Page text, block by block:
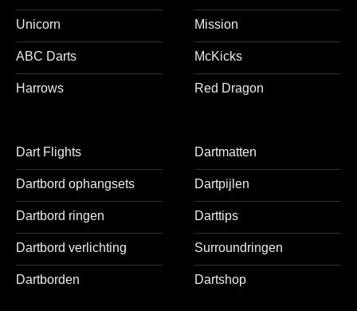
Unicorn
ABC Darts
Harrows
Mission
McKicks
Red Dragon
Dart Flights
Dartbord ophangsets
Dartbord ringen
Dartbord verlichting
Dartborden
Dartmatten
Dartpijlen
Darttips
Surroundringen
Dartshop